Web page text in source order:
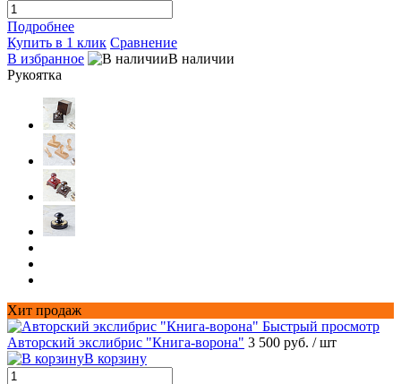
Подробнее
Купить в 1 клик Сравнение
В избранное
В наличии
Рукоятка
Хит продаж
Быстрый просмотр
Авторский экслибрис "Книга-ворона" 3 500 руб. / шт
В корзину